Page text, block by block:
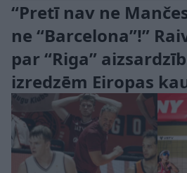
“Pretī nav ne
ne “Barcelona”!”
par “Riga”
izredzēm Eiropas